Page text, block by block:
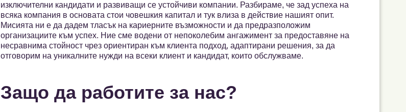
изключителни кандидати и развиващи се устойчиви компании. Разбираме, че зад успеха на
всяка компания в основата стои човешкия капитал и тук влиза в действие нашият опит.
Мисията ни е да дадем тласък на кариерните възможности и да предразположим
организациите към успех. Ние сме водени от непоколебим ангажимент за предоставяне на
несравнима стойност чрез ориентиран към клиента подход, адаптирани решения, за да
отговорим на уникалните нужди на всеки клиент и кандидат, които обслужваме.
Защо да работите за нас?